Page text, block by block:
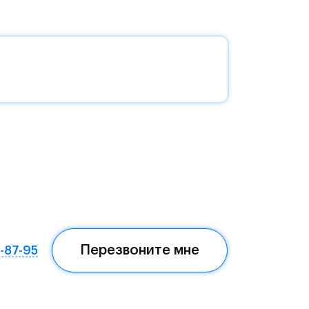
87-95 Перезвоните мне